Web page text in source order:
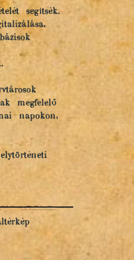
segítsék.
megfelelő
napokon,